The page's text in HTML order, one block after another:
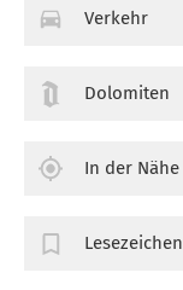
Verkehr
Dolomiten
In der Nähe
Lesezeichen